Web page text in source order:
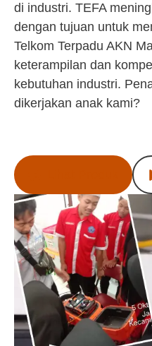
di industri. TEFA
dengan tujuan untuk
Telkom Terpadu AKN
keterampilan dan
kebutuhan industri.
dikerjakan anak kami?